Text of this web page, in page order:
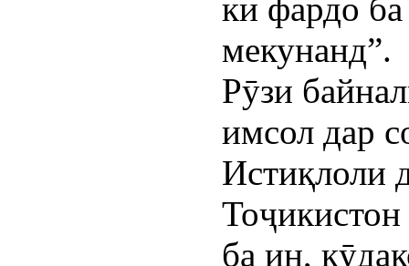
ки фардо
мекунанд”.
Рӯзи
имсол дар
Истиқлоли
Тоҷикистон
ба ин,